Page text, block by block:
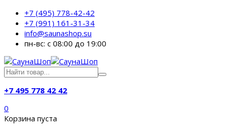
+7 (495) 778-42-42
+7 (991) 161-31-34
info@saunashop.su
пн-вс: с 08:00 до 19:00
+7 495 778 42 42
0
Корзина пуста